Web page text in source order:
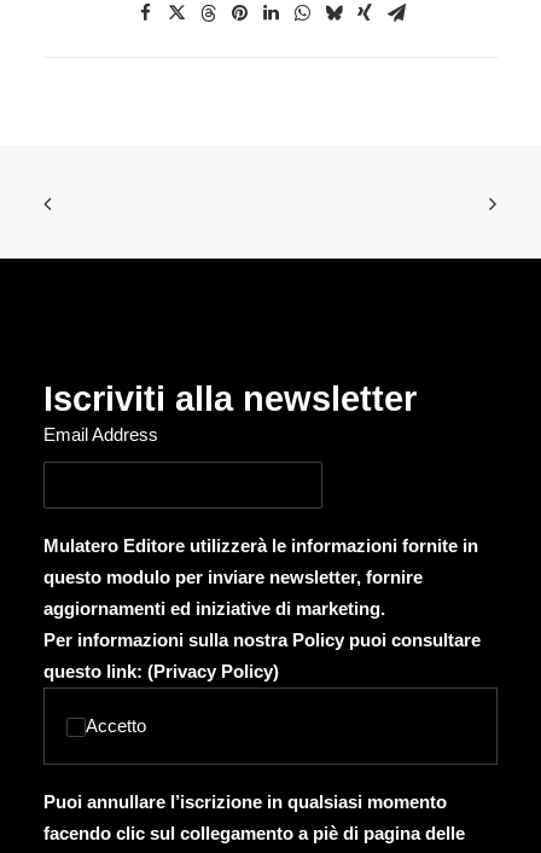
Iscriviti alla newsletter
Email Address
Mulatero Editore utilizzerà le informazioni fornite in
questo modulo per inviare newsletter, fornire
aggiornamenti ed iniziative di marketing.
Per informazioni sulla nostra Policy puoi consultare
questo link: (Privacy Policy)
Accetto
Puoi annullare l’iscrizione in qualsiasi momento
facendo clic sul collegamento a piè di pagina delle